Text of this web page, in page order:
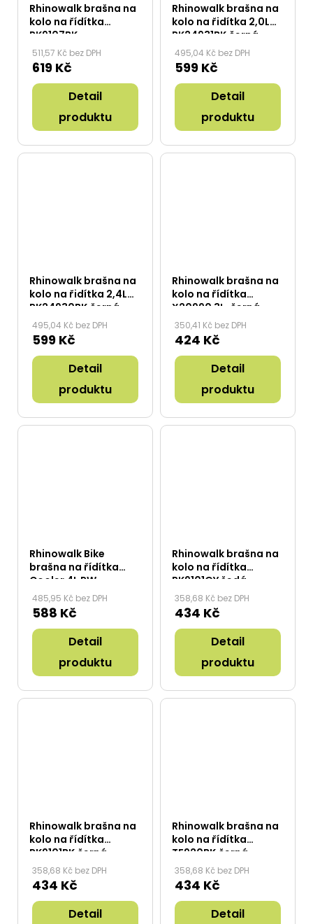
Rhinowalk brašna na
kolo na řídítka
RK9107BK
511,57 Kč bez DPH
619 Kč
Detail
produktu
Rhinowalk brašna na
kolo na řidítka 2,0L
RK24931BK černá
495,04 Kč bez DPH
599 Kč
Detail
produktu
Rhinowalk brašna na
kolo na řidítka 2,4L
RK24930BK černá
495,04 Kč bez DPH
599 Kč
Detail
produktu
Rhinowalk brašna na
kolo na řídítka
X20990 3L, černá
350,41 Kč bez DPH
424 Kč
Detail
produktu
Rhinowalk Bike
brašna na řídítka
Cooler 4L RW-
RK18996GM černá
485,95 Kč bez DPH
588 Kč
Detail
produktu
Rhinowalk brašna na
kolo na řídítka
RK9101GY šedá
358,68 Kč bez DPH
434 Kč
Detail
produktu
Rhinowalk brašna na
kolo na řídítka
RK9101BK černá
358,68 Kč bez DPH
434 Kč
Detail
Rhinowalk brašna na
kolo na řídítka
TF920BK černá
358,68 Kč bez DPH
434 Kč
Detail